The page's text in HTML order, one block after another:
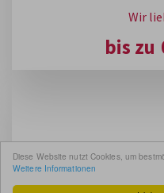
Diese Website nutzt Cookies, um
Weitere Informationen
Wir
bis zu